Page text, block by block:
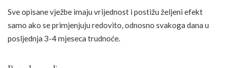
Sve opisane vježbe imaju vrijednost i postižu željeni efekt
samo ako se primjenjuju redovito, odnosno svakoga dana u
posljednja 3-4 mjeseca trudnoće.